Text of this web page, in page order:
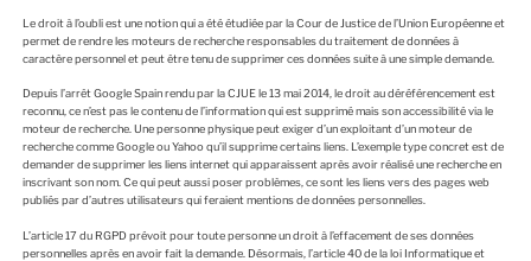
Le droit à l’oubli est une notion qui a été étudiée par la Cour de Justice de l’Union Européenne et
permet de rendre les moteurs de recherche responsables du traitement de données à
caractère personnel et peut être tenu de supprimer ces données suite à une simple demande.
Depuis l’arrêt Google Spain rendu par la CJUE le 13 mai 2014, le droit au déréférencement est
reconnu, ce n’est pas le contenu de l’information qui est supprimé mais son accessibilité via le
moteur de recherche. Une personne physique peut exiger d’un exploitant d’un moteur de
recherche comme Google ou Yahoo qu’il supprime certains liens. L’exemple type concret est de
demander de supprimer les liens internet qui apparaissent après avoir réalisé une recherche en
inscrivant son nom. Ce qui peut aussi poser problèmes, ce sont les liens vers des pages web
publiés par d’autres utilisateurs qui feraient mentions de données personnelles.
L’article 17 du RGPD prévoit pour toute personne un droit à l’effacement de ses données
personnelles après en avoir fait la demande. Désormais, l’article 40 de la loi Informatique et